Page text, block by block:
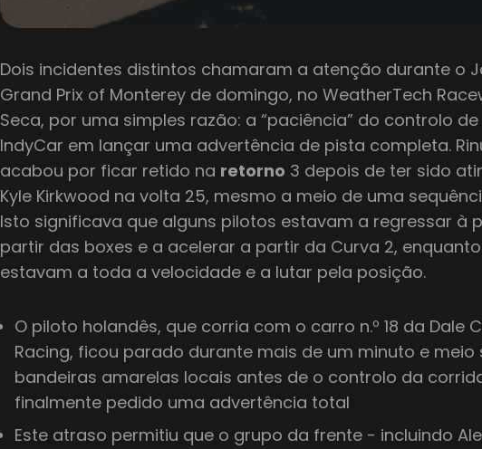
Dois incidentes distintos chamaram a atenção durante o
Grand Prix of Monterey de domingo, no WeatherTech
Seca, por uma simples razão: a “paciência” do controlo
IndyCar em lançar uma advertência de pista completa.
acabou por ficar retido na retorno 3 depois de ter sido
Kyle Kirkwood na volta 25, mesmo a meio de uma
Isto significava que alguns pilotos estavam a regressar à
partir das boxes e a acelerar a partir da Curva 2,
estavam a toda a velocidade e a lutar pela posição.
O piloto holandês, que corria com o carro n.º 18 da Dale
Racing, ficou parado durante mais de um minuto e meio
bandeiras amarelas locais antes de o controlo da
finalmente pedido uma advertência total
Este atraso permitiu que o grupo da frente - incluindo